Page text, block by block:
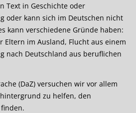
Text in Geschichte oder
oder kann sich im Deutschen nicht
kann verschiedene Gründe haben:
Eltern im Ausland, Flucht aus einem
nach Deutschland aus beruflichen
(DaZ) versuchen wir vor allem
zu helfen, den